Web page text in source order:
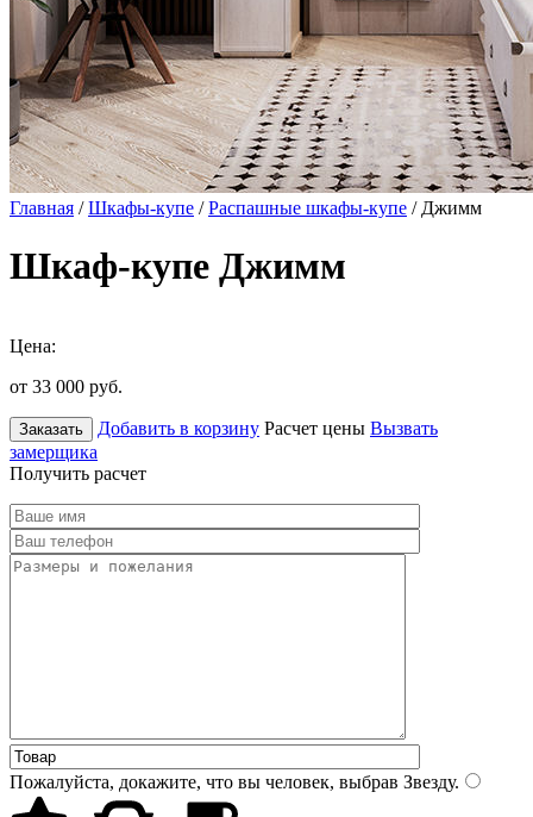
Главная /Шкафы-купе /Распашные шкафы-купе / Джимм
Шкаф-купе Джимм
Цена:
от 33 000 руб.
Заказать Добавить в корзину Расчет цены Вызвать
замерщика
Получить расчет
Пожалуйста, докажите, что вы человек, выбрав Звезду.